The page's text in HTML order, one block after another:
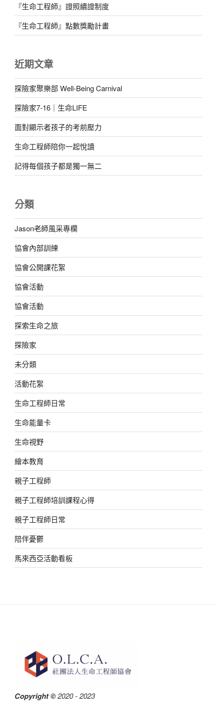
『生命工程師』證照續證制度
『生命工程師』點數獎勵計畫
近期文章
探險家聚樂部 Well-Being Carnival
探險家7-16｜生命LIFE
面對顯示者孩子的考前壓力
生命工程師陪你一起悅讀
記得每個孩子都是獨一無二
分類
Jason老師風采專欄
協會內部訓練
協會公開課花絮
協會活動
協會活動
探索生命之旅
探險家
未分類
活動花絮
生命工程師日常
生命能量卡
生命視野
繪本教育
親子工程師
親子工程師培訓課程心得
親子工程師日常
陪伴憂鬱
馬來西亞活動看板
Copyright ©2020 - 2023